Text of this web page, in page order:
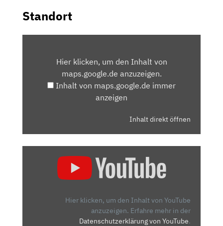
Standort
MAPS.GOOGLE.DEHier klicken, um den Inhalt von
maps.google.de anzuzeigen.
Inhalt von maps.google.de immer
anzeigen
Inhalt direkt öffnen
Hier klicken, um den Inhalt von YouTube
anzuzeigen. Erfahre mehr in der
Datenschutzerklärung von YouTube.